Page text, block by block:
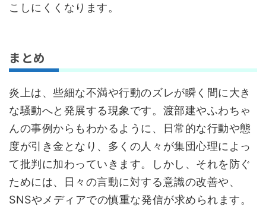
こしにくくなります。
まとめ
炎上は、些細な不満や行動のズレが瞬く間に大き
な騒動へと発展する現象です。渡部建やふわちゃ
んの事例からもわかるように、日常的な行動や態
度が引き金となり、多くの人々が集団心理によっ
て批判に加わっていきます。しかし、それを防ぐ
ためには、日々の言動に対する意識の改善や、
SNSやメディアでの慎重な発信が求められます。